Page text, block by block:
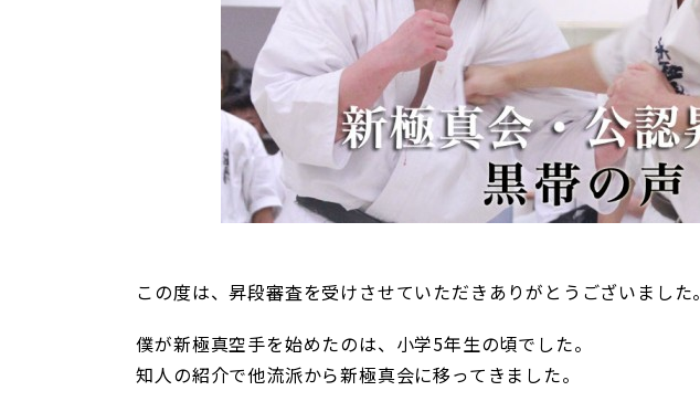
この度は、昇段審査を受けさせていただきありがとうございました。
僕が新極真空手を始めたのは、小学5年生の頃でした。
知人の紹介で他流派から新極真会に移ってきました。